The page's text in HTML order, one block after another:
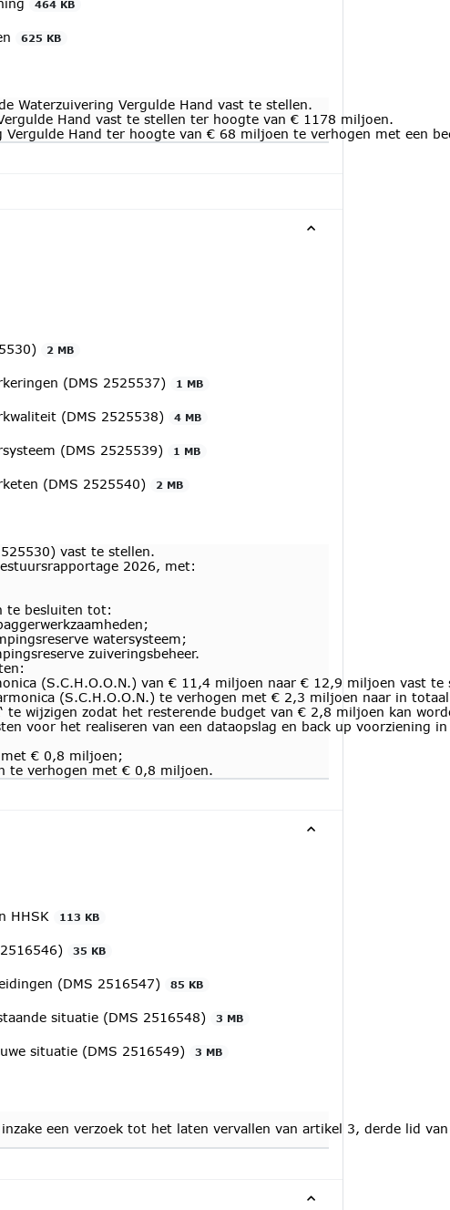
464 KB
625 KB
Waterzuivering Vergulde Hand vast te stellen.
Hand vast te stellen ter hoogte van € 1178 miljoen.
Hand ter hoogte van € 68 miljoen te verhogen met een
2 MB
(DMS 2525537) 1 MB
(DMS 2525538) 4 MB
(DMS 2525539) 1 MB
(DMS 2525540) 2 MB
vast te stellen.
2026, met:
te besluiten tot:
watersysteem;
zuiveringsbeheer.
(S.C.H.O.O.N.) van € 11,4 miljoen naar € 12,9 miljoen vast te
(S.C.H.O.O.N.) te verhogen met € 2,3 miljoen naar in
te wijzigen zodat het resterende budget van € 2,8 miljoen kan
voor het realiseren van een dataopslag en back up voorziening
€ 0,8 miljoen;
te verhogen met € 0,8 miljoen.
HHSK 113 KB
35 KB
(DMS 2516547) 85 KB
situatie (DMS 2516548) 3 MB
situatie (DMS 2516549) 3 MB
een verzoek tot het laten vervallen van artikel 3, derde lid